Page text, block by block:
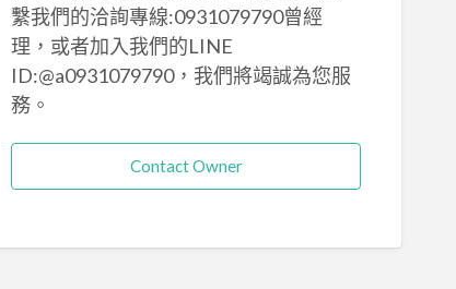
繫我們的洽詢專線:0931079790曾經
理，或者加入我們的LINE
ID:@a0931079790，我們將竭誠為您服
務。
Contact Owner